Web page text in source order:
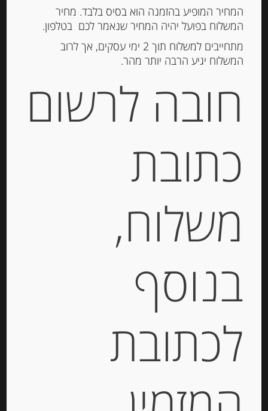
רביולי במילוי גבינות
ואגסים, 500 גרם
₪56.00
מק"ט:8002367015804
תגית:
רביולי במילוי גבינות ואגסים
pears Jemporin
המחיר המופיע בהזמנה הוא בסיס בלבד. מחיר
המשלוח בפועל יהיה המחיר שנאמר לכם בטלפון.
מתחייבים למשלוח תוך 2 ימי עסקים, אך לרוב
המשלוח יגיע הרבה יותר מהר.
חובה לרשום
כתובת
משלוח,
בנוסף
לכתובת